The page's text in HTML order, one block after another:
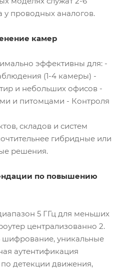
у проводных аналогов.
камер
эффективны для: -
(1-4 камеры) -
и небольших офисов -
и питомцами - Контроля
складов и систем
гибридные или
решения.
по повышению
5 ГГц для меньших
централизованно 2.
шифрование, уникальные
аутентификация
по детекции движения,